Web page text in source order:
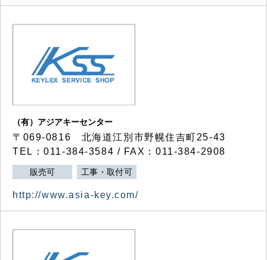
（有）アジアキーセンター
〒069-0816 北海道江別市野幌住吉町25-43
TEL：011-384-3584 / FAX：011-384-2908
販売可 工事・取付可
http://www.asia-key.com/